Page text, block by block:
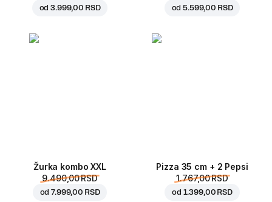
od3.999,00 RSD od5.599,00 RSD
Žurka kombo XXL
9.490,00 RSD
od7.999,00 RSD
Pizza 35 cm + 2 Pepsi
1.767,00 RSD
od 1.399,00 RSD